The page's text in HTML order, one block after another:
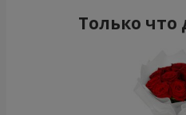
Только что